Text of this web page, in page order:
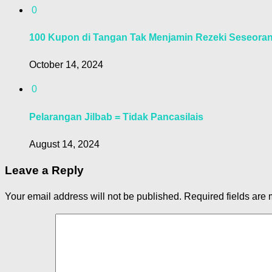
0
100 Kupon di Tangan Tak Menjamin Rezeki
October 14, 2024
0
Pelarangan Jilbab = Tidak Pancasilais
August 14, 2024
Leave a Reply
Your email address will not be published. Required fields are